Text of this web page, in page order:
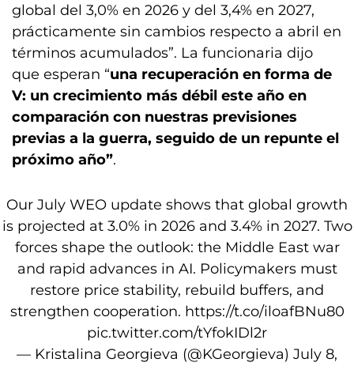
global del 3,0% en 2026 y del 3,4% en 2027,
prácticamente sin cambios respecto a abril en
términos acumulados”. La funcionaria dijo
que esperan “una recuperación en forma de
V: un crecimiento más débil este año en
comparación con nuestras previsiones
previas a la guerra, seguido de un repunte el
próximo año”.
Our July WEO update shows that global growth
is projected at 3.0% in 2026 and 3.4% in 2027. Two
forces shape the outlook: the Middle East war
and rapid advances in AI. Policymakers must
restore price stability, rebuild buffers, and
strengthen cooperation. https://t.co/iloafBNu80
pic.twitter.com/tYfokIDl2r
— Kristalina Georgieva (@KGeorgieva) July 8,